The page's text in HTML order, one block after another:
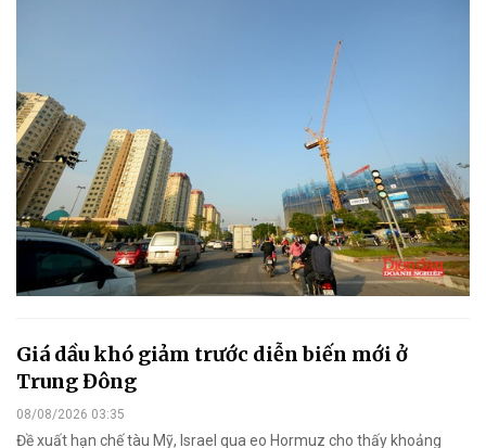
Giá dầu khó giảm trước diễn biến mới ở
Trung Đông
08/08/2026 03:35
Đề xuất hạn chế tàu Mỹ, Israel qua eo Hormuz cho thấy khoảng